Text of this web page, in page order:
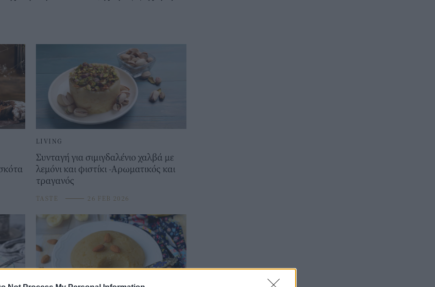
LIVING
Συνταγή για σιμιγδαλένιο χαλβά με
λεμόνι και φιστίκι -Αρωματικός και
τραγανός
TASTE ⸻ 26 FEB 2026